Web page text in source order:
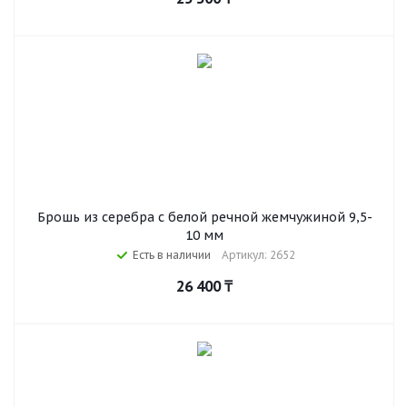
Брошь из серебра с белой речной жемчужиной 9,5-
10 мм
Есть в наличии Артикул: 2652
26 400₸